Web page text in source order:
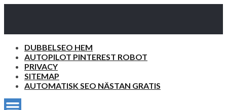
DUBBELSEO HEM
AUTOPILOT PINTEREST ROBOT
PRIVACY
SITEMAP
AUTOMATISK SEO NÄSTAN GRATIS